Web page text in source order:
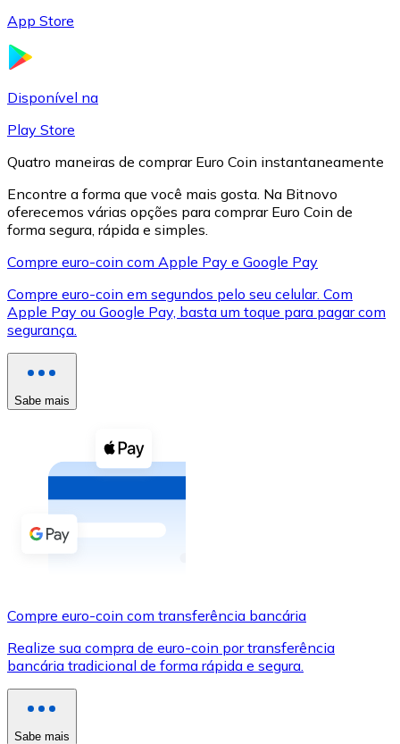
XRP
XRP
Ver tudo
Cupons cripto
Compre criptomoedas com dinheiro e outros
Comprar com dinheiro
Transferência SEPA
Use cartões Visa e Mastercard para comprar
Comprar com cartão
App Store
Disponível na
Play Store
Quatro maneiras de comprar Euro Coin instantaneamente
Encontre a forma que você mais gosta. Na Bitnovo
oferecemos várias opções para comprar Euro Coin de
forma segura, rápida e simples.
Compre euro-coin com Apple Pay e Google Pay
Compre euro-coin em segundos pelo seu celular. Com
Apple Pay ou Google Pay, basta um toque para pagar com
segurança.
Sabe mais
Compre euro-coin com transferência bancária
Realize sua compra de euro-coin por transferência
bancária tradicional de forma rápida e segura.
Sabe mais